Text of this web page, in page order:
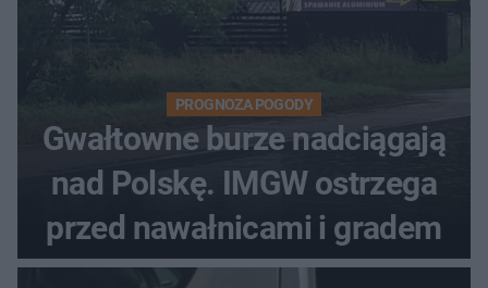
PROGNOZA POGODY
Gwałtowne burze nadciągają
nad Polskę. IMGW ostrzega
przed nawałnicami i gradem